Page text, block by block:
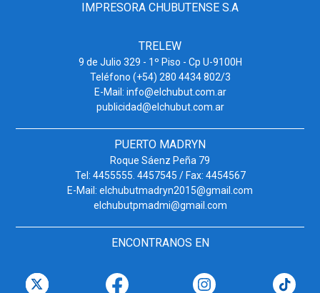
IMPRESORA CHUBUTENSE S.A
TRELEW
9 de Julio 329 - 1º Piso - Cp U-9100H
Teléfono (+54) 280 4434 802/3
E-Mail: info@elchubut.com.ar
publicidad@elchubut.com.ar
PUERTO MADRYN
Roque Sáenz Peña 79
Tel: 4455555. 4457545 / Fax: 4454567
E-Mail: elchubutmadryn2015@gmail.com
elchubutpmadmi@gmail.com
ENCONTRANOS EN